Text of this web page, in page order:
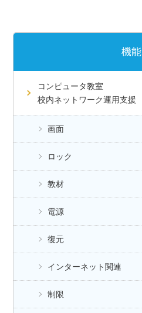
機能
コンピュータ教室
校内ネットワーク運用支援
画面
ロック
教材
電源
復元
インターネット関連
制限